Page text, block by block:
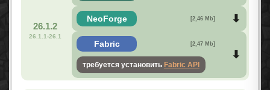
26.1.2
26.1.1-26.1
NeoForge [2,46 Mb]
Fabric [2,47 Mb]
требуется установить Fabric API